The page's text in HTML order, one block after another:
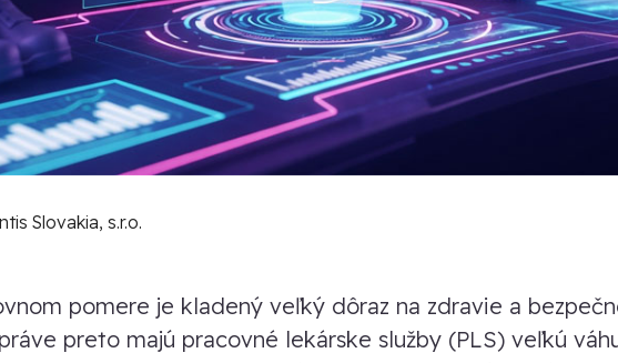
Slovakia, s.r.o.
pomere je kladený veľký dôraz na zdravie a
preto majú pracovné lekárske služby (PLS) veľkú